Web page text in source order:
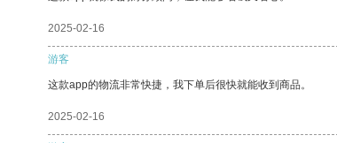
2025-02-16
游客
这款app的物流非常快捷，我下单后很快就能收到商品。
2025-02-16